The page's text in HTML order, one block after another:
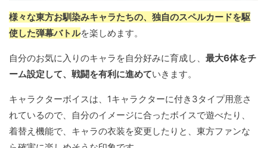
様々な東方お馴染みキャラたちの、独自のスペルカードを駆
使した弾幕バトルを楽しめます。
自分のお気に入りのキャラを自分好みに育成し、 最大6体をチ
ーム設定して、戦闘を有利に進めていきます。
キャラクターボイスは、1キャラクターに付き3タイプ用意さ
れているので、自分のイメージに合ったボイスで遊べたり、
着替え機能で、キャラの衣装を変更したりと、東方ファンな